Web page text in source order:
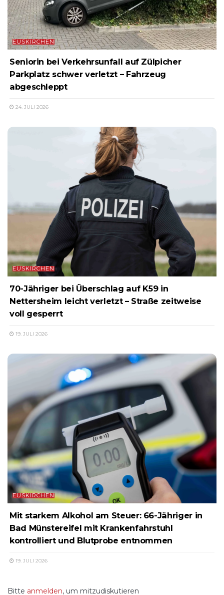
EUSKIRCHEN
Seniorin bei Verkehrsunfall auf Zülpicher
Parkplatz schwer verletzt – Fahrzeug
abgeschleppt
24. JULI 2026
EUSKIRCHEN
70-Jähriger bei Überschlag auf K59 in
Nettersheim leicht verletzt – Straße zeitweise
voll gesperrt
19. JULI 2026
EUSKIRCHEN
Mit starkem Alkohol am Steuer: 66-Jähriger in
Bad Münstereifel mit Krankenfahrstuhl
kontrolliert und Blutprobe entnommen
19. JULI 2026
Bitte anmelden, um mitzudiskutieren